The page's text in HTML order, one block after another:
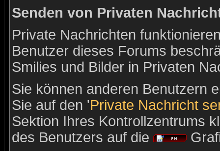
Senden von Privaten
Private Nachrichten
Benutzer dieses Forums
Smilies und Bilder in Privaten
Sie können anderen Benutzern
Sie auf den 'Private Nachricht
Sektion Ihres Kontrollzentrums
des Benutzers auf die